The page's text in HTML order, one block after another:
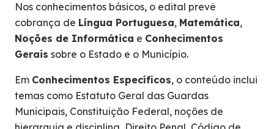
Nos conhecimentos básicos, o edital prevê
cobrança de Língua Portuguesa, Matemática,
Noções de Informática e Conhecimentos
Gerais sobre o Estado e o Município.
Em Conhecimentos Específicos, o conteúdo inclui
temas como Estatuto Geral das Guardas
Municipais, Constituição Federal, noções de